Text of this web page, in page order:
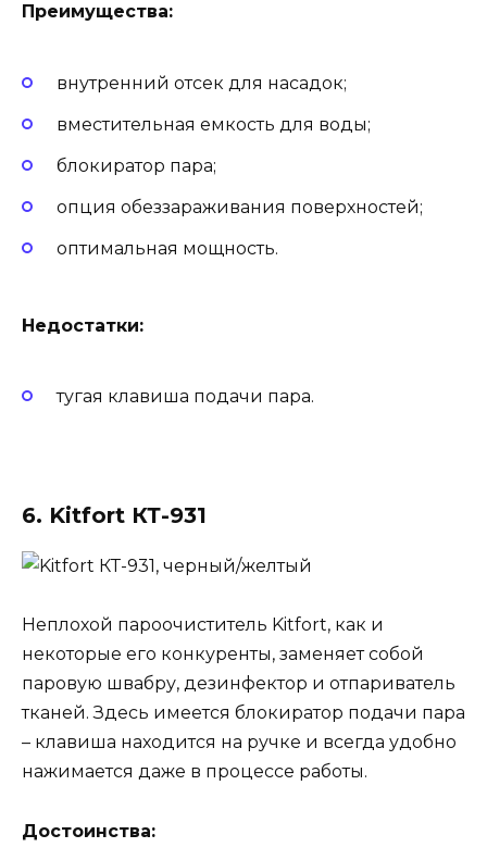
Преимущества:
внутренний отсек для насадок;
вместительная емкость для воды;
блокиратор пара;
опция обеззараживания поверхностей;
оптимальная мощность.
Недостатки:
тугая клавиша подачи пара.
6. Kitfort КТ-931
Неплохой пароочиститель Kitfort, как и
некоторые его конкуренты, заменяет собой
паровую швабру, дезинфектор и отпариватель
тканей. Здесь имеется блокиратор подачи пара
– клавиша находится на ручке и всегда удобно
нажимается даже в процессе работы.
Достоинства: